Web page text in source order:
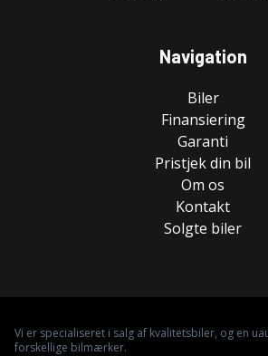
Navigation
Biler
Finansiering
Garanti
Pristjek din bil
Om os
Kontakt
Solgte biler
Vi er specialiseret i salg af kvalitetsbiler, og en
forskellige bilmærker.